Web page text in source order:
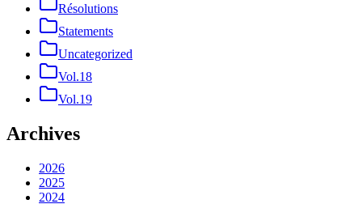
Résolutions
Statements
Uncategorized
Vol.18
Vol.19
Archives
2026
2025
2024